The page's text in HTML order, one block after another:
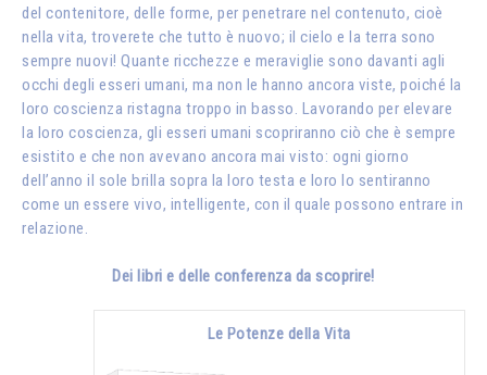
del contenitore, delle forme, per penetrare nel contenuto, cioè
nella vita, troverete che tutto è nuovo; il cielo e la terra sono
sempre nuovi! Quante ricchezze e meraviglie sono davanti agli
occhi degli esseri umani, ma non le hanno ancora viste, poiché la
loro coscienza ristagna troppo in basso. Lavorando per elevare
la loro coscienza, gli esseri umani scopriranno ciò che è sempre
esistito e che non avevano ancora mai visto: ogni giorno
dell’anno il sole brilla sopra la loro testa e loro lo sentiranno
come un essere vivo, intelligente, con il quale possono entrare in
relazione.
Dei libri e delle conferenza da scoprire!
Le Potenze della Vita